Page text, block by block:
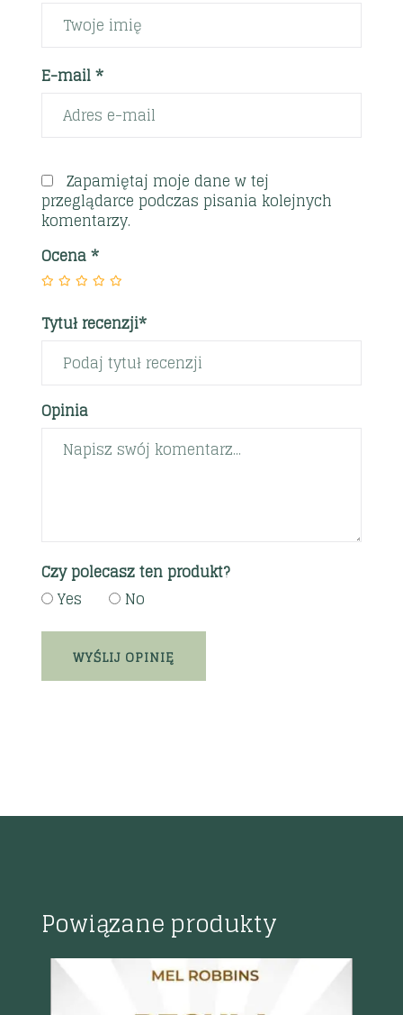
E-mail *
Zapamiętaj moje dane w tej
przeglądarce podczas pisania kolejnych
komentarzy.
Ocena*
Tytuł recenzji*
Opinia
Czy polecasz ten produkt?
Yes
No
Powiązane produkty